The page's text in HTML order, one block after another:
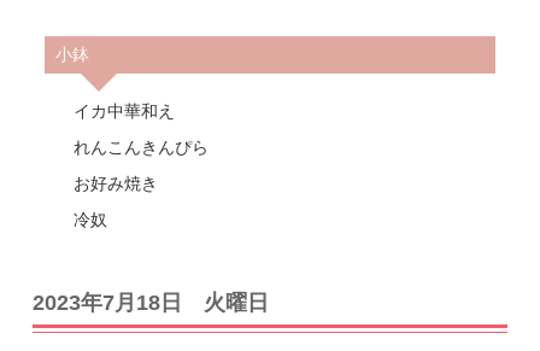
小鉢
イカ中華和え
れんこんきんぴら
お好み焼き
冷奴
2023年7月18日 火曜日